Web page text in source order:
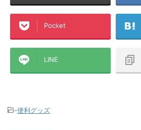
Pocket
LINE
-便利グッズ